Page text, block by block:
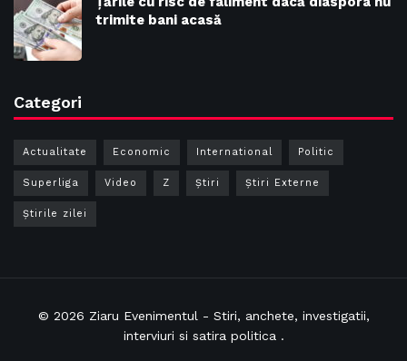
trimite bani acasă
Categori
Actualitate Economic International Politic
Superliga Video Z Ştiri Știri Externe
Știrile zilei
© 2026 Ziaru Evenimentul - Stiri, anchete, investigatii,
interviuri si satira politica .